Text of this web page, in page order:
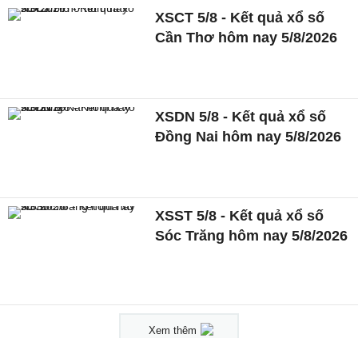
XSCT 5/8 - Kết quả xổ số
Cần Thơ hôm nay 5/8/2026
XSDN 5/8 - Kết quả xổ số
Đồng Nai hôm nay 5/8/2026
XSST 5/8 - Kết quả xổ số
Sóc Trăng hôm nay 5/8/2026
Xem thêm